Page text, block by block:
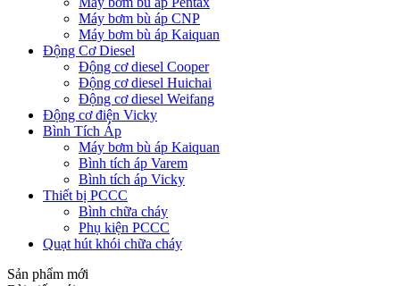
Máy bơm bù áp CNP
Máy bơm bù áp Kaiquan
Động Cơ Diesel
Động cơ diesel Cooper
Động cơ diesel Huichai
Động cơ diesel Weifang
Động cơ điện Vicky
Bình Tích Áp
Máy bơm bù áp Kaiquan
Bình tích áp Varem
Bình tích áp Vicky
Thiết bị PCCC
Bình chữa cháy
Phụ kiện PCCC
Quạt hút khói chữa cháy
Sản phẩm mới